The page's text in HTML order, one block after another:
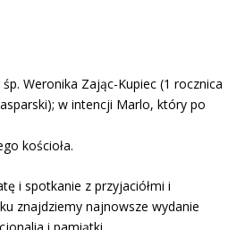
Weronika Zając-Kupiec (1 rocznica
w intencji Marlo, który po
kościoła.
i spotkanie z przyjaciółmi i
znajdziemy najnowsze wydanie